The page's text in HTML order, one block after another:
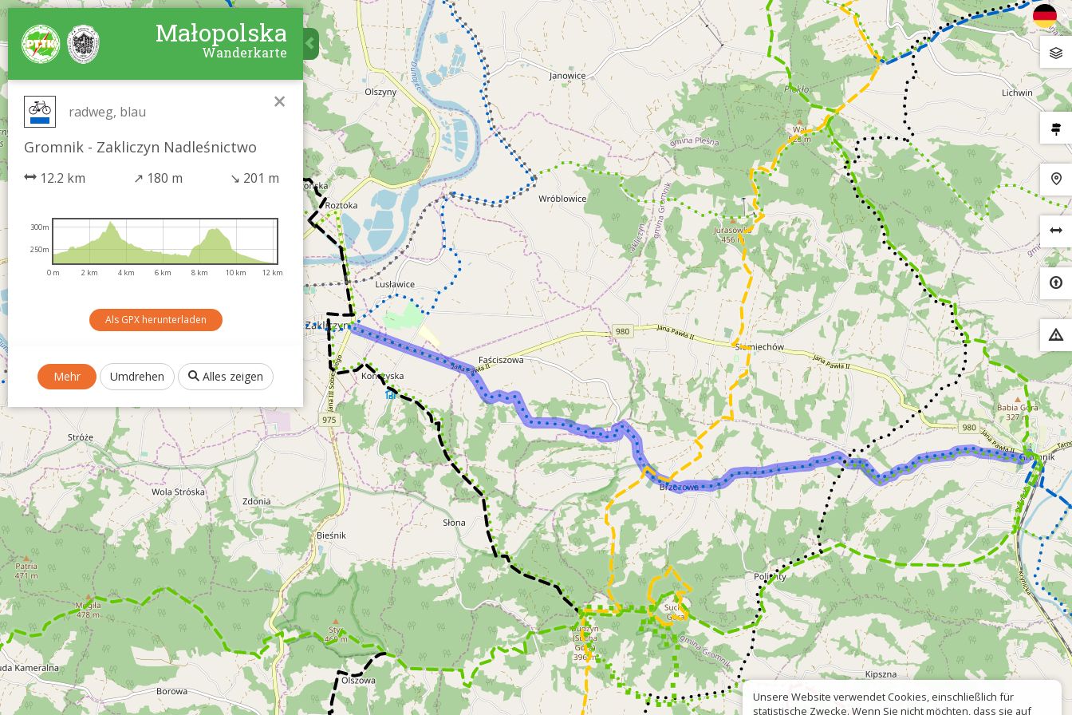
Małopolska
Wanderkarte
×
radweg, blau
Gromnik - Zakliczyn Nadleśnictwo
12.2 km ↗ 180 m ↘ 201 m
0 m 2 km 4 km 6 km 8 km 10 km 12 km
250m
300m
Als GPX herunterladen
Mehr Umdrehen Alles zeigen
Unsere Website verwendet Cookies, einschließlich für
statistische Zwecke. Wenn Sie nicht möchten, dass sie auf